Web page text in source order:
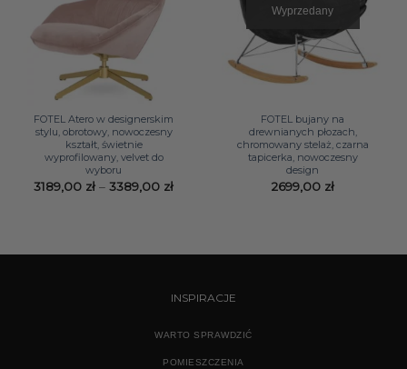
FOTEL Atero w designerskim
stylu, obrotowy, nowoczesny
kształt, świetnie
wyprofilowany, velvet do
wyboru
3189,00 zł – 3389,00 złZakres
Wyprzedany
FOTEL bujany na
drewnianych płozach,
chromowany stelaż, czarna
tapicerka, nowoczesny
design
2699,00 zł
INSPIRACJE
WARTO SPRAWDZIĆ
POMIESZCZENIA